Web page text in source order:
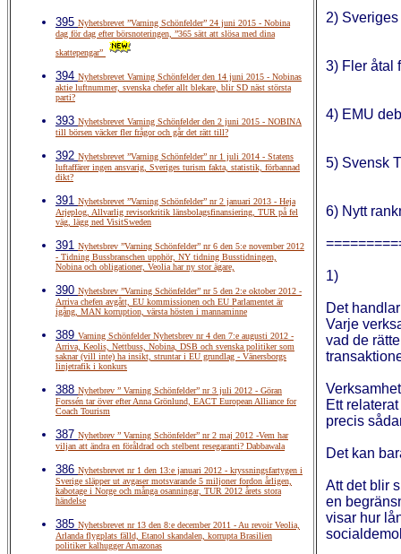
395 Nyhetsbrevet ”Varning Schönfelder” 24 juni 2015 - Nobina
dag för dag efter börsnoteringen, ”365 sätt att slösa med dina
skattepengar”
394 Nyhetsbrevet Varning Schönfelder den 14 juni 2015 - Nobinas
aktie luftnummer, svenska chefer allt blekare, blir SD näst största
parti?
393 Nyhetsbrevet Varning Schönfelder den 2 juni 2015 - NOBINA
till börsen väcker fler frågor och går det rätt till?
392 Nyhetsbrevet ”Varning Schönfelder” nr 1 juli 2014 - Statens
luftaffärer ingen ansvarig, Sveriges turism fakta, statistik, förbannad
dikt?
391 Nyhetsbrevet ”Varning Schönfelder” nr 2 januari 2013 - Heja
Arjeplog, Allvarlig revisorkritik länsbolagsfinansiering, TUR på fel
väg, lägg ned VisitSweden
391 Nyhetsbrev ”Varning Schönfelder” nr 6 den 5:e november 2012
- Tidning Bussbranschen upphör, NY tidning Busstidningen,
Nobina och obligationer, Veolia har ny stor ägare,
390 Nyhetsbrev ”Varning Schönfelder” nr 5 den 2:e oktober 2012 -
Arriva chefen avgått, EU kommissionen och EU Parlamentet är
igång, MAN korruption, värsta hösten i mannaminne
389 Varning Schönfelder Nyhetsbrev nr 4 den 7:e augusti 2012 -
Arriva, Keolis, Nettbuss, Nobina, DSB och svenska politiker som
saknar (vill inte) ha insikt, struntar i EU grundlag - Vänersborgs
linjetrafik i konkurs
388 Nyhetbrev ” Varning Schönfelder” nr 3 juli 2012 - Göran
Forssén tar över efter Anna Grönlund, EACT European Alliance for
Coach Tourism
387 Nyhetbrev ” Varning Schönfelder” nr 2 maj 2012 -Vem har
viljan att ändra en föråldrad och stelbent resegaranti? Dabbawala
386 Nyhetsbrevet nr 1 den 13:e januari 2012 - kryssningsfartygen i
Sverige släpper ut avgaser motsvarande 5 miljoner fordon årligen,
kabotage i Norge och många osanningar, TUR 2012 årets stora
händelse
385 Nyhetsbrevet nr 13 den 8:e december 2011 - Au revoir Veolia,
Arlanda flygplats fälld, Etanol skandalen, korrupta Brasilien
politiker kalhugger Amazonas
2)
3) Fler åtal
4) EMU
5) Svensk
6) Nytt
1)
Det
Varje
vad de
Ett
precis
Det kan
Att det blir
en
visar hur